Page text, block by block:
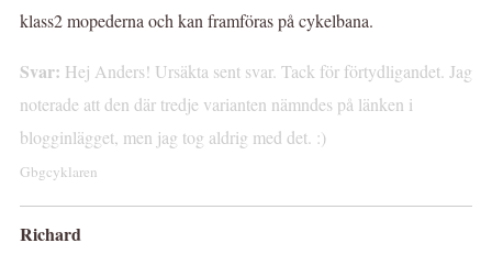
klass2 mopederna och kan framföras på cykelbana.
Svar: Hej Anders! Ursäkta sent svar. Tack för förtydligandet. Jag
noterade att den där tredje varianten nämndes på länken i
blogginlägget, men jag tog aldrig med det. :)
Gbgcyklaren
Richard